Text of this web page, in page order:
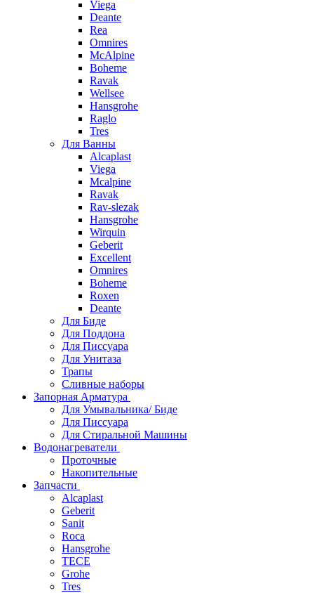
Viega
Deante
Rea
Omnires
McAlpine
Boheme
Ravak
Wellsee
Hansgrohe
Raglo
Tres
Для Ванны
Alcaplast
Viega
Mcalpine
Ravak
Rav-slezak
Hansgrohe
Wirquin
Geberit
Excellent
Omnires
Boheme
Roxen
Deante
Для Биде
Для Поддона
Для Писсуара
Для Унитаза
Трапы
Сливные наборы
Запорная Арматура
Для Умывальника/ Биде
Для Писсуара
Для Стиральной Машины
Водонагреватели
Проточные
Накопительные
Запчасти
Alcaplast
Geberit
Sanit
Roca
Hansgrohe
TECE
Grohe
Tres